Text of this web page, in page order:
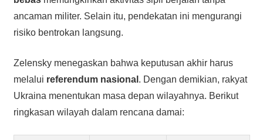
ancaman militer. Selain itu, pendekatan ini mengurangi
risiko bentrokan langsung.
Zelensky menegaskan bahwa keputusan akhir harus
melalui referendum nasional . Dengan demikian, rakyat
Ukraina menentukan masa depan wilayahnya. Berikut
ringkasan wilayah dalam rencana damai: